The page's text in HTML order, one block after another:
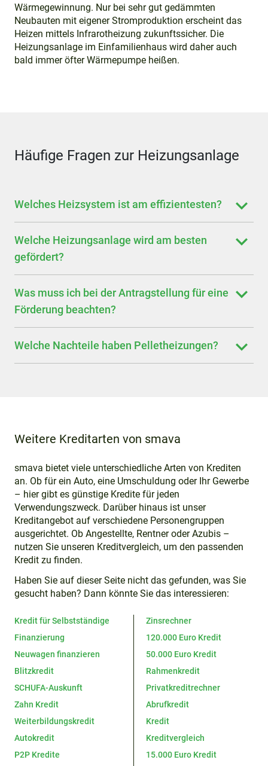
Wärmegewinnung. Nur bei sehr gut gedämmten
Neubauten mit eigener Stromproduktion erscheint das
Heizen mittels Infrarotheizung zukunftssicher. Die
Heizungsanlage im Einfamilienhaus wird daher auch
bald immer öfter Wärmepumpe heißen.
Häufige Fragen zur Heizungsanlage
Welches Heizsystem ist am effizientesten?
Welche Heizungsanlage wird am besten
gefördert?
Was muss ich bei der Antragstellung für eine
Förderung beachten?
Welche Nachteile haben Pelletheizungen?
Weitere Kreditarten von smava
smava bietet viele unterschiedliche Arten von Krediten
an. Ob für ein Auto, eine Umschuldung oder Ihr Gewerbe
– hier gibt es günstige Kredite für jeden
Verwendungszweck. Darüber hinaus ist unser
Kreditangebot auf verschiedene Personengruppen
ausgerichtet. Ob Angestellte, Rentner oder Azubis –
nutzen Sie unseren Kreditvergleich, um den passenden
Kredit zu finden.
Haben Sie auf dieser Seite nicht das gefunden, was Sie
gesucht haben? Dann könnte Sie das interessieren:
Kredit für Selbstständige
Zinsrechner
Finanzierung
120.000 Euro Kredit
Neuwagen finanzieren
50.000 Euro Kredit
Blitzkredit
Rahmenkredit
SCHUFA-Auskunft
Privatkreditrechner
Zahn Kredit
Abrufkredit
Weiterbildungskredit
Kredit
Autokredit
Kreditvergleich
P2P Kredite
15.000 Euro Kredit